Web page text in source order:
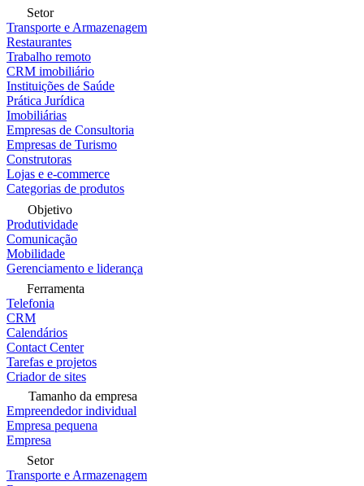
Setor
Transporte e Armazenagem
Restaurantes
Trabalho remoto
CRM imobiliário
Instituições de Saúde
Prática Jurídica
Imobiliárias
Empresas de Consultoria
Empresas de Turismo
Construtoras
Lojas e e-commerce
Categorias de produtos
Objetivo
Produtividade
Comunicação
Mobilidade
Gerenciamento e liderança
Ferramenta
Telefonia
CRM
Calendários
Contact Center
Tarefas e projetos
Criador de sites
Tamanho da empresa
Empreendedor individual
Empresa pequena
Empresa
Setor
Transporte e Armazenagem